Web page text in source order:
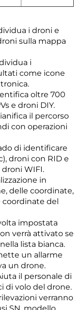
i droni e
sulla mappa
i
come icone
oltre 700
e droni DIY.
il percorso
con operazioni
di identificare
droni con RID e
WIFI.
in
delle coordinate,
coordinate del
impostata
verrà attivato se
lista bianca.
un allarme
un drone.
il personale di
di volo del drone.
verranno
SN, modello,